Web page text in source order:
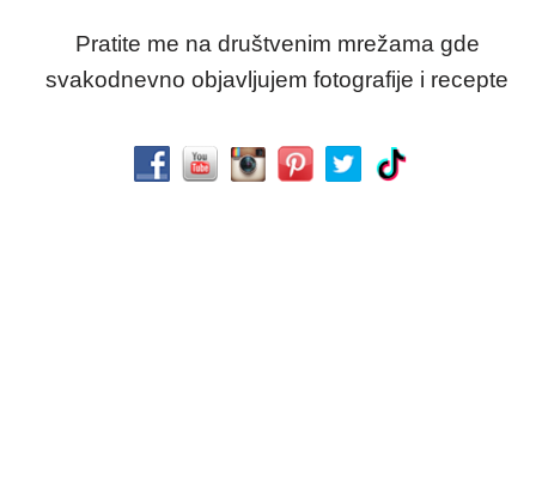
Pratite me na društvenim mrežama gde
svakodnevno objavljujem fotografije i recepte